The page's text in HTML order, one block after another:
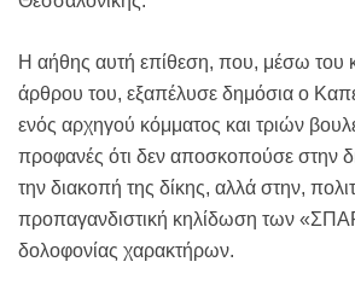
Η αήθης αυτή επίθεση, που, μέσω του
άρθρου του, εξαπέλυσε δημόσια ο
ενός αρχηγού κόμματος και τριών
προφανές ότι δεν αποσκοπούσε στην
την διακοπή της δίκης, αλλά στην,
προπαγανδιστική κηλίδωση των
δολοφονίας χαρακτήρων.